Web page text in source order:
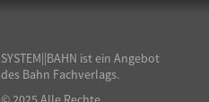
SYSTEM||BAHN ist ein Angebot
des Bahn Fachverlags.